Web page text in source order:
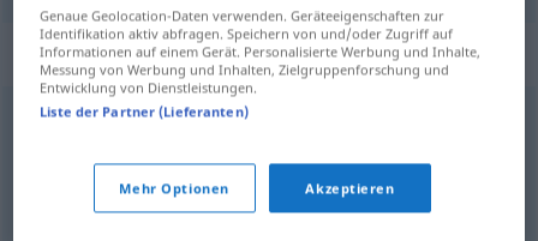
Synonyme für "devaneo"
Genaue Geolocation-Daten verwenden. Geräteeigenschaften zur
Identifikation aktiv abfragen. Speichern von und/oder Zugriff auf
Informationen auf einem Gerät. Personalisierte Werbung und Inhalte,
Messung von Werbung und Inhalten, Zielgruppenforschung und
Entwicklung von Dienstleistungen.
Liste der Partner (Lieferanten)
Mehr Optionen Akzeptieren